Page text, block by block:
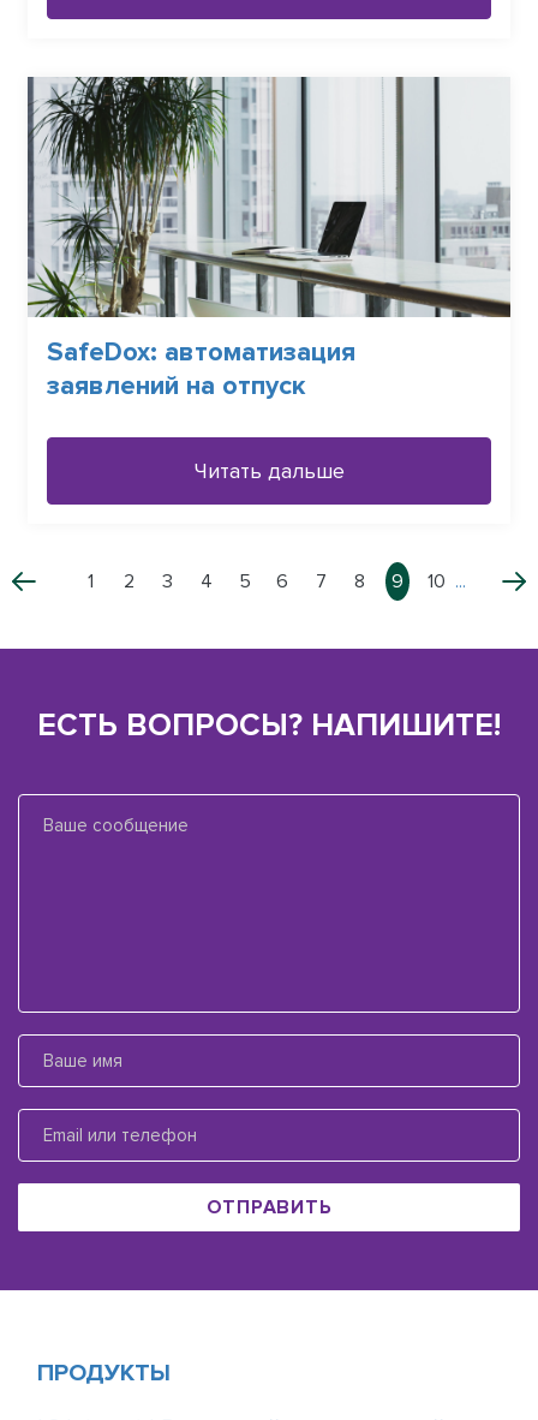
SafeDox: автоматизация
заявлений на отпуск
Читать дальше
1 2 3 4 5 6 7 8 9 10 ...
ЕСТЬ ВОПРОСЫ? НАПИШИТЕ!
ОТПРАВИТЬ
ПРОДУКТЫ